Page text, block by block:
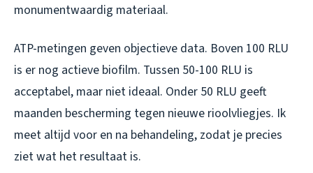
monumentwaardig materiaal.
ATP-metingen geven objectieve data. Boven 100 RLU
is er nog actieve biofilm. Tussen 50-100 RLU is
acceptabel, maar niet ideaal. Onder 50 RLU geeft
maanden bescherming tegen nieuwe rioolvliegjes. Ik
meet altijd voor en na behandeling, zodat je precies
ziet wat het resultaat is.